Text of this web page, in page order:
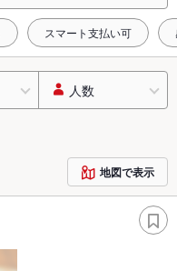
スマート支払い可
人数
地図で表示